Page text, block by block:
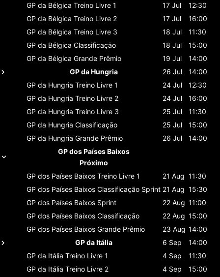
GP da Bélgica Treino Livre 1 17 Jul
12:30
GP da Bélgica Treino Livre 2 17 Jul
16:00
GP da Bélgica Treino Livre 3 18 Jul
11:30
GP da Bélgica Classificaçāo 18 Jul
15:00
GP da Bélgica Grande Prêmio 19 Jul
14:00
GP da Hungria
26 Jul
14:00
GP da Hungria Treino Livre 1 24 Jul
12:30
GP da Hungria Treino Livre 2 24 Jul
16:00
GP da Hungria Treino Livre 3 25 Jul
11:30
GP da Hungria Classificaçāo 25 Jul
15:00
GP da Hungria Grande Prêmio 26 Jul
14:00
GP dos Países Baixos
Próximo
GP dos Países Baixos Treino Livre 1 21 Aug 11:30
GP dos Países Baixos Classificaçāo Sprint 21 Aug 15:30
GP dos Países Baixos Sprint 22 Aug 11:00
GP dos Países Baixos Classificaçāo 22 Aug 15:00
GP dos Países Baixos Grande Prêmio 23 Aug 14:00
GP da Itália
6 Sep
14:00
GP da Itália Treino Livre 1 4 Sep
11:30
GP da Itália Treino Livre 2 4 Sep
15:00